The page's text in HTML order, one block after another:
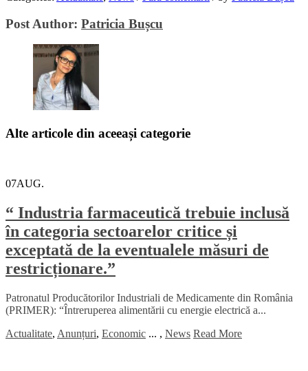
Post Author: Patricia Bușcu
Alte articole din aceeași categorie
07AUG.
“ Industria farmaceutică trebuie inclusă
în categoria sectoarelor critice și
exceptată de la eventualele măsuri de
restricționare.”
Patronatul Producătorilor Industriali de Medicamente din România
(PRIMER): “Întreruperea alimentării cu energie electrică a...
Actualitate, Anunțuri, Economic ... , News Read More